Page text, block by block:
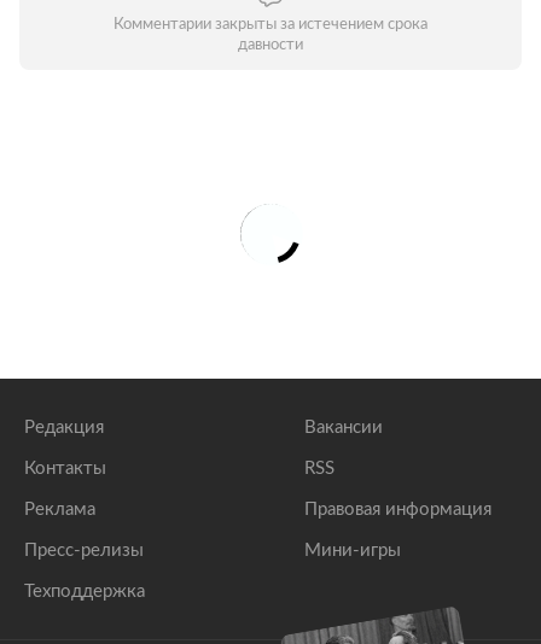
Комментарии закрыты за истечением срока
давности
Редакция
Контакты
Реклама
Пресс-релизы
Техподдержка
Вакансии
RSS
Правовая информация
Мини-игры